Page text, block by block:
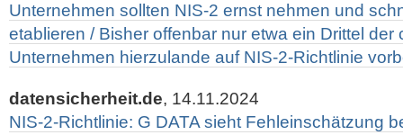
Unternehmen sollten NIS-2 ernst nehmen und
etablieren / Bisher offenbar nur etwa ein Drittel der
Unternehmen hierzulande auf NIS-2-Richtlinie
datensicherheit.de, 14.11.2024
NIS-2-Richtlinie: G DATA sieht Fehleinschätzung